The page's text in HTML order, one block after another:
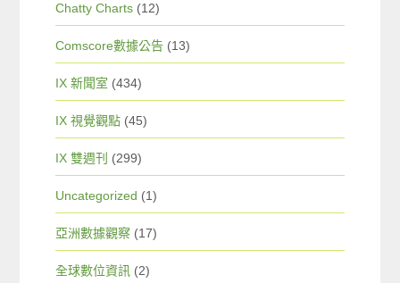
Chatty Charts (12)
Comscore數據公告 (13)
IX 新聞室 (434)
IX 視覺觀點 (45)
IX 雙週刊 (299)
Uncategorized (1)
亞洲數據觀察 (17)
全球數位資訊 (2)